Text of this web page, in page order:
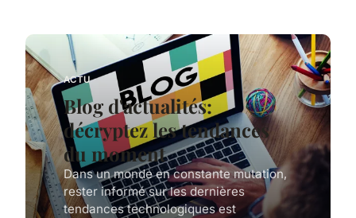
ACTU
Blog d'actualités:
décryptez les tendances
du moment
Dans un monde en constante mutation,
rester informé sur les dernières
tendances technologiques est